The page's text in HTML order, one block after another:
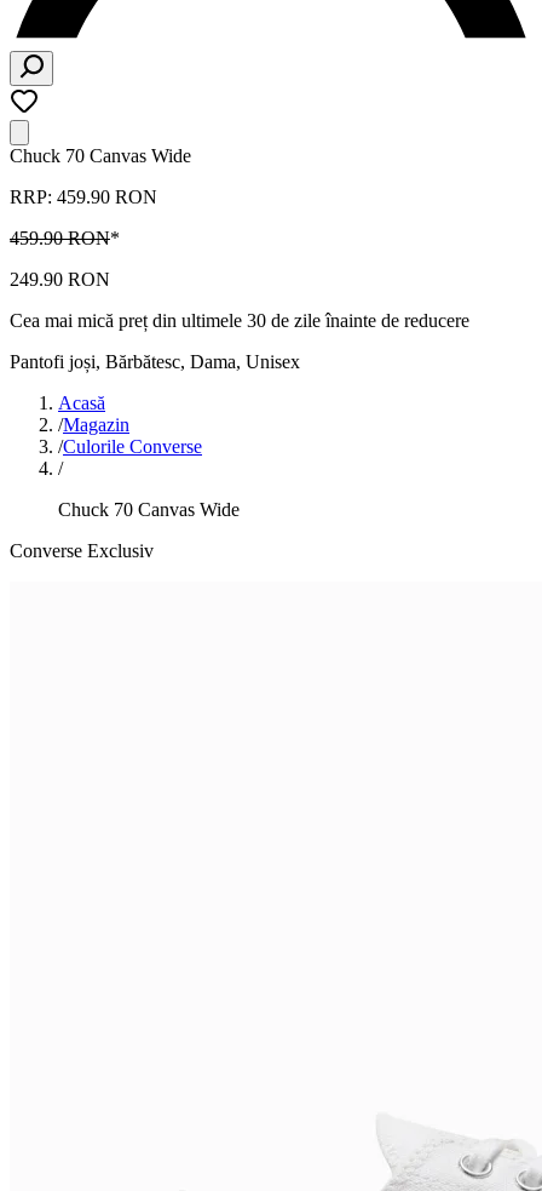
Chuck 70 Canvas Wide
RRP: 459.90 RON
459.90 RON*
249.90 RON
Cea mai mică preț din ultimele 30 de zile înainte de reducere
Pantofi joși, Bărbătesc, Dama, Unisex
Acasă
/Magazin
/Culorile Converse
/
Chuck 70 Canvas Wide
Converse Exclusiv